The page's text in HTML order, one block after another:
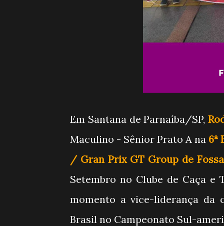
Em Santana de Parnaíba/SP,
Maculino - Sênior Prato A na 6ª
/ Gran Prix GT Group de
Setembro no Clube de Caça
momento a vice-liderança da
Brasil no Campeonato Sul-